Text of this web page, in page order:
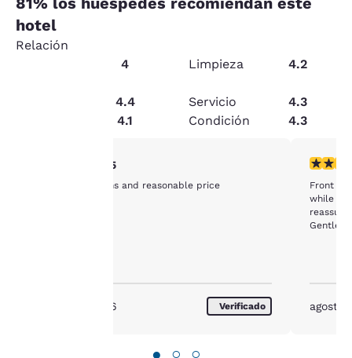
hotel
Relación
4 Limpieza 4.2
4.4 Servicio
4.3
4.1 Condición 4.3
Calificación de 5 estrellas. Excepcional. 1 reseña
5/5
Clean quiet rooms and reasonable price
agosto de 2026 Verificado
Front
while
agosto
● ○ ○